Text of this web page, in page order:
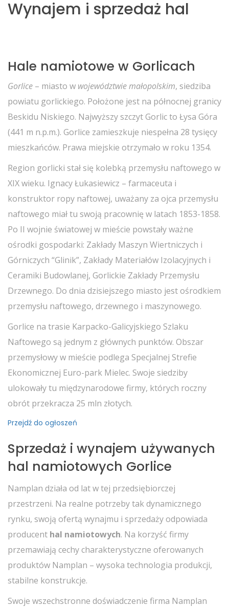
Wynajem i sprzedaż hal
Hale namiotowe w Gorlicach
Gorlice – miasto w województwie małopolskim, siedziba
powiatu gorlickiego. Położone jest na północnej granicy
Beskidu Niskiego. Najwyższy szczyt Gorlic to Łysa Góra
(441 m n.p.m.). Gorlice zamieszkuje niespełna 28 tysięcy
mieszkańców. Prawa miejskie otrzymało w roku 1354.
Region gorlicki stał się kolebką przemysłu naftowego w
XIX wieku. Ignacy Łukasiewicz – farmaceuta i
konstruktor ropy naftowej, uważany za ojca przemysłu
naftowego miał tu swoją pracownię w latach 1853-1858.
Po II wojnie światowej w mieście powstały ważne
ośrodki gospodarki: Zakłady Maszyn Wiertniczych i
Górniczych “Glinik”, Zakłady Materiałów Izolacyjnych i
Ceramiki Budowlanej, Gorlickie Zakłady Przemysłu
Drzewnego. Do dnia dzisiejszego miasto jest ośrodkiem
przemysłu naftowego, drzewnego i maszynowego.
Gorlice na trasie Karpacko-Galicyjskiego Szlaku
Naftowego są jednym z głównych punktów. Obszar
przemysłowy w mieście podlega Specjalnej Strefie
Ekonomicznej Euro-park Mielec. Swoje siedziby
ulokowały tu międzynarodowe firmy, których roczny
obrót przekracza 25 mln złotych.
Przejdź do ogłoszeń
Sprzedaż i wynajem używanych
hal namiotowych Gorlice
Namplan działa od lat w tej przedsiębiorczej
przestrzeni. Na realne potrzeby tak dynamicznego
rynku, swoją ofertą wynajmu i sprzedaży odpowiada
producent hal namiotowych. Na korzyść firmy
przemawiają cechy charakterystyczne oferowanych
produktów Namplan – wysoka technologia produkcji,
stabilne konstrukcje.
Swoje wszechstronne doświadczenie firma Namplan